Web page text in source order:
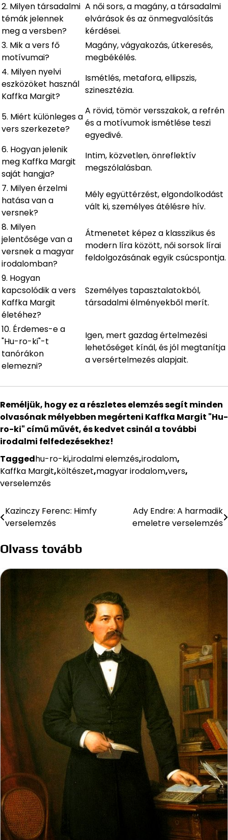
2. Milyen társadalmi
témák jelennek
meg a versben?
A női sors, a magány, a társadalmi
elvárások és az önmegvalósítás
kérdései.
3. Mik a vers fő
motívumai?
Magány, vágyakozás, útkeresés,
megbékélés.
4. Milyen nyelvi
eszközöket használ
Kaffka Margit?
Ismétlés, metafora, ellipszis,
szinesztézia.
5. Miért különleges a
vers szerkezete?
A rövid, tömör versszakok, a refrén
és a motívumok ismétlése teszi
egyedivé.
6. Hogyan jelenik
meg Kaffka Margit
saját hangja?
Intim, közvetlen, önreflektív
megszólalásban.
7. Milyen érzelmi
hatása van a
versnek?
Mély együttérzést, elgondolkodást
vált ki, személyes átélésre hív.
8. Milyen
jelentősége van a
versnek a magyar
irodalomban?
Átmenetet képez a klasszikus és
modern líra között, női sorsok lírai
feldolgozásának egyik csúcspontja.
9. Hogyan
kapcsolódik a vers
Kaffka Margit
életéhez?
Személyes tapasztalatokból,
társadalmi élményekből merít.
10. Érdemes-e a
"Hu-ro-ki"-t
tanórákon
elemezni?
Igen, mert gazdag értelmezési
lehetőséget kínál, és jól megtanítja
a versértelmezés alapjait.
Reméljük, hogy ez a részletes elemzés segít minden
olvasónak mélyebben megérteni Kaffka Margit "Hu-
ro-ki" című művét, és kedvet csinál a további
irodalmi felfedezésekhez!
Taggedhu-ro-ki,irodalmi elemzés,irodalom,
Kaffka Margit,költészet,magyar irodalom,vers,
verselemzés
Bejegyzés
Kazinczy Ferenc: Himfy
verselemzés
Ady Endre: A harmadik
emeletre verselemzés
Olvass tovább